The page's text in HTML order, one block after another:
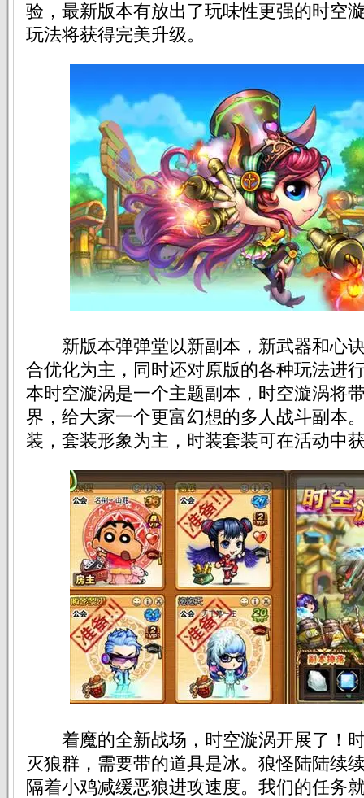
验，最新版本有放出了玩味性更强的时空
玩法将获得完美升级。
新版本弹弹堂以新副本，新武器和心
合优化为主，同时还对原版的各种玩法进
本时空漩涡是一个主题副本，时空漩涡将
界，给大家一个更富幻想的多人战斗副本
装，套装形象为主，时装套装可在活动中
着魔的全新战场，时空漩涡开展了！
灭狼群，需要带的道具是冰。狼怪陆陆续
隔着小鸡减缓恶狼进攻速度。我们的任务